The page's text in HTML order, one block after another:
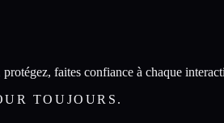
faites confiance à chaque
TOUJOURS.